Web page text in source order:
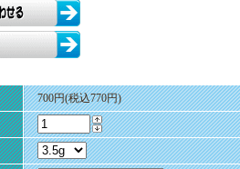
700円(税込770円)